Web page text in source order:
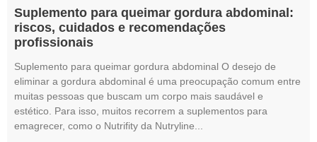
Suplemento para queimar gordura abdominal:
riscos, cuidados e recomendações
profissionais
Suplemento para queimar gordura abdominal O desejo de
eliminar a gordura abdominal é uma preocupação comum entre
muitas pessoas que buscam um corpo mais saudável e
estético. Para isso, muitos recorrem a suplementos para
emagrecer, como o Nutrifity da Nutryline